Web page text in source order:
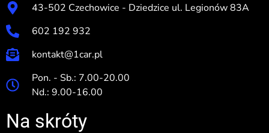
43-502 Czechowice - Dziedzice ul. Legionów 83A
602 192 932
kontakt@1car.pl
Pon. - Sb.: 7.00-20.00
Nd.: 9.00-16.00
Na skróty